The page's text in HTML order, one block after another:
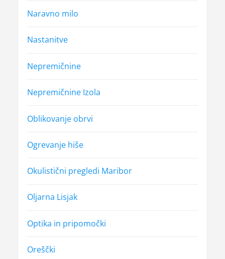
Naravno milo
Nastanitve
Nepremičnine
Nepremičnine Izola
Oblikovanje obrvi
Ogrevanje hiše
Okulistični pregledi Maribor
Oljarna Lisjak
Optika in pripomočki
Oreščki